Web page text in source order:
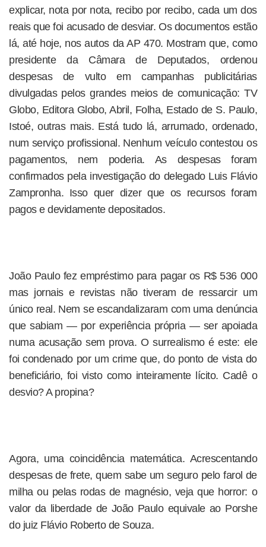
explicar, nota por nota, recibo por recibo, cada um dos
reais que foi acusado de desviar. Os documentos estão
lá, até hoje, nos autos da AP 470. Mostram que, como
presidente da Câmara de Deputados, ordenou
despesas de vulto em campanhas publicitárias
divulgadas pelos grandes meios de comunicação: TV
Globo, Editora Globo, Abril, Folha, Estado de S. Paulo,
Istoé, outras mais. Está tudo lá, arrumado, ordenado,
num serviço profissional. Nenhum veículo contestou os
pagamentos, nem poderia. As despesas foram
confirmados pela investigação do delegado Luis Flávio
Zampronha. Isso quer dizer que os recursos foram
pagos e devidamente depositados.
João Paulo fez empréstimo para pagar os R$ 536 000
mas jornais e revistas não tiveram de ressarcir um
único real. Nem se escandalizaram com uma denúncia
que sabiam — por experiência própria — ser apoiada
numa acusação sem prova. O surrealismo é este: ele
foi condenado por um crime que, do ponto de vista do
beneficiário, foi visto como inteiramente lícito. Cadê o
desvio? A propina?
Agora, uma coincidência matemática. Acrescentando
despesas de frete, quem sabe um seguro pelo farol de
milha ou pelas rodas de magnésio, veja que horror: o
valor da liberdade de João Paulo equivale ao Porshe
do juiz Flávio Roberto de Souza.